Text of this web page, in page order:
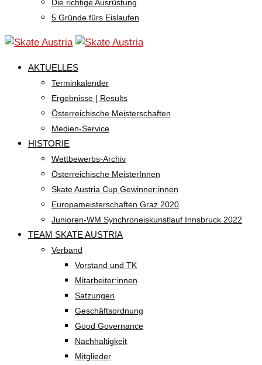
Die richtige Ausrüstung
5 Gründe fürs Eislaufen
AKTUELLES
Terminkalender
Ergebnisse | Results
Österreichische Meisterschaften
Medien-Service
HISTORIE
Wettbewerbs-Archiv
Österreichische MeisterInnen
Skate Austria Cup Gewinner:innen
Europameisterschaften Graz 2020
Junioren-WM Synchroneiskunstlauf Innsbruck 2022
TEAM SKATE AUSTRIA
Verband
Vorstand und TK
Mitarbeiter:innen
Satzungen
Geschäftsordnung
Good Governance
Nachhaltigkeit
Mitglieder